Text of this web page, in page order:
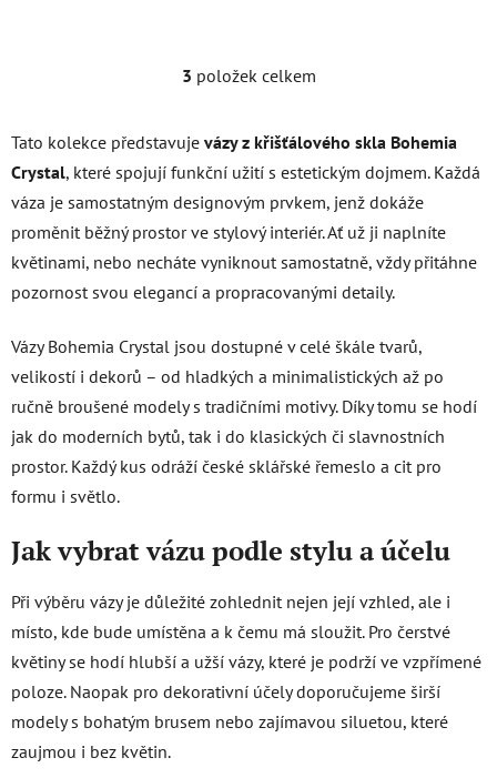
O
l
á
d
a
c
í
r
k
y
v
ý
p
i
3 položek celkem
Tato kolekce představuje vázy z křišťálového skla Bohemia
Crystal, které spojují funkční užití s estetickým dojmem. Každá
váza je samostatným designovým prvkem, jenž dokáže
proměnit běžný prostor ve stylový interiér. Ať už ji naplníte
květinami, nebo necháte vyniknout samostatně, vždy přitáhne
pozornost svou elegancí a propracovanými detaily.
Vázy Bohemia Crystal jsou dostupné v celé škále tvarů,
velikostí i dekorů – od hladkých a minimalistických až po
ručně broušené modely s tradičními motivy. Díky tomu se hodí
jak do moderních bytů, tak i do klasických či slavnostních
prostor. Každý kus odráží české sklářské řemeslo a cit pro
formu i světlo.
Jak vybrat vázu podle stylu a účelu
Při výběru vázy je důležité zohlednit nejen její vzhled, ale i
místo, kde bude umístěna a k čemu má sloužit. Pro čerstvé
květiny se hodí hlubší a užší vázy, které je podrží ve vzpřímené
poloze. Naopak pro dekorativní účely doporučujeme širší
modely s bohatým brusem nebo zajímavou siluetou, které
zaujmou i bez květin.